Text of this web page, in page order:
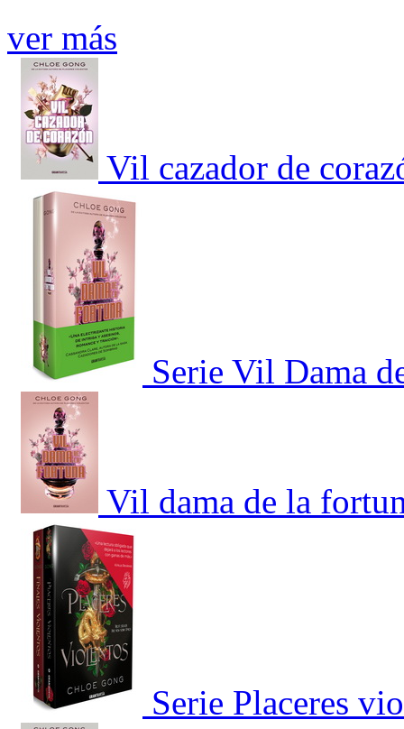
ver más
Vil cazador de
Serie Vil Dama
Vil dama de la
Serie Placeres